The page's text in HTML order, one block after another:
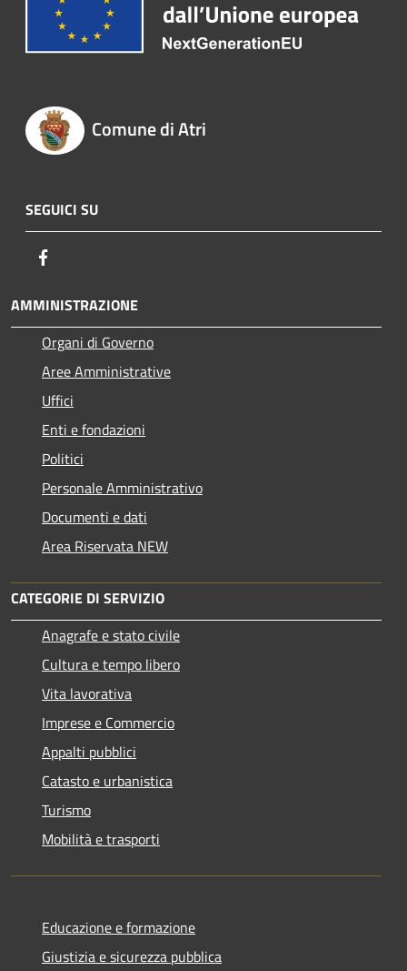
Comune di Atri
SEGUICI SU
AMMINISTRAZIONE
Organi di Governo
Aree Amministrative
Uffici
Enti e fondazioni
Politici
Personale Amministrativo
Documenti e dati
Area Riservata NEW
CATEGORIE DI SERVIZIO
Anagrafe e stato civile
Cultura e tempo libero
Vita lavorativa
Imprese e Commercio
Appalti pubblici
Catasto e urbanistica
Turismo
Mobilità e trasporti
Educazione e formazione
Giustizia e sicurezza pubblica